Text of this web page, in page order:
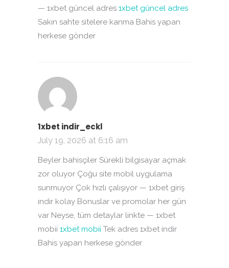
— 1xbet güncel adres 1xbet güncel adres
Sakın sahte sitelere kanma Bahis yapan
herkese gönder
1xbet indir_eckl
July 19, 2026 at 6:16 am
Beyler bahisçiler Sürekli bilgisayar açmak
zor oluyor Çoğu site mobil uygulama
sunmuyor Çok hızlı çalışıyor — 1xbet giriş
indir kolay Bonuslar ve promolar her gün
var Neyse, tüm detaylar linkte — 1xbet
mobii 1xbet mobii Tek adres 1xbet indir
Bahis yapan herkese gönder